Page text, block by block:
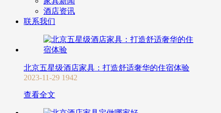
酒店资讯
联系我们
北京五星级酒店家具：打造舒适奢华的住宿体验
2023-11-29 1942
查看全文